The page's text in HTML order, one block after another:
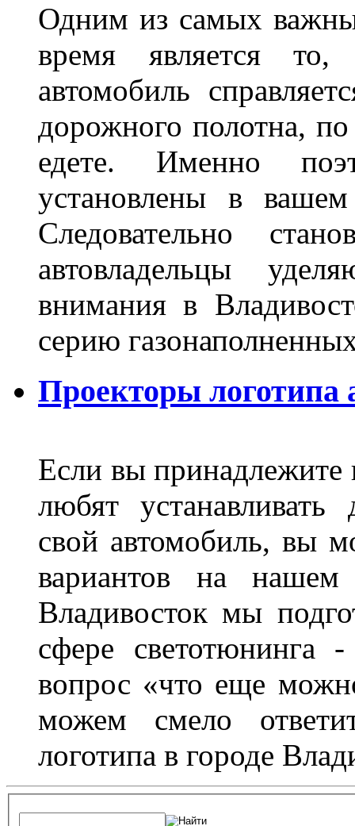
Одним из самых
время является то,
автомобиль
дорожного полотна,
едете. Именно
установлены в
Следовательно
автовладельцы
внимания в
серию
Проекторы логотипа
Если вы принадлежите
любят устанавливать
свой автомобиль, вы
вариантов на
Владивосток мы
сфере светотюнинга
вопрос «что еще
можем смело
логотипа в городе